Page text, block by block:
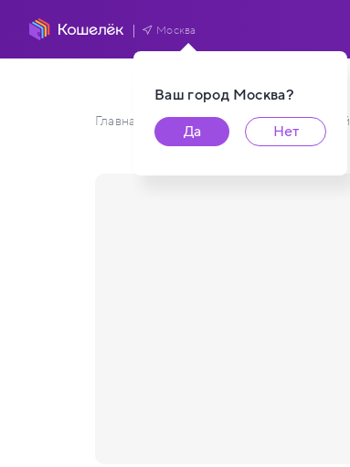
Ваш город Москва?
Да
Нет
Москва
Главная / Каталог карт пользователей